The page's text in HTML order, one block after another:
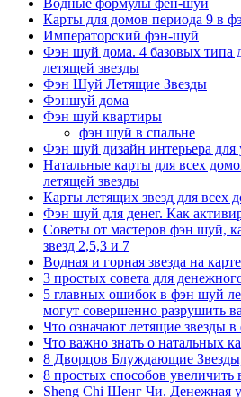
Водные формулы фен-шуй
Карты для домов периода 9 в
Императорский фэн-шуй
Фэн шуй дома. 4 базовых типа
летящей звезды
Фэн Шуй Летящие Звезды
Фэншуй дома
Фэн шуй квартиры
фэн шуй в спальне
Фэн шуй дизайн интерьера
Натальные карты для всех
летящей звезды
Карты летящих звезд для всех
Фэн шуй для денег. Как
Советы от мастеров фэн шуй,
звезд 2,5,3 и 7
Водная и горная звезда на
3 простых совета для
5 главных ошибок в фэн шуй
могут совершенно разрушить
Что означают летящие звезды
Что важно знать о натальных
8 Дворцов Блуждающие Звезды,
8 простых способов
Sheng Chi Шенг Чи. Денежная